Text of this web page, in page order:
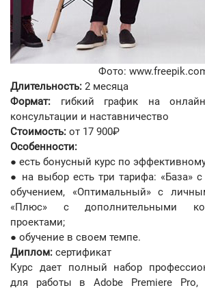
Фото:
Длительность: 2 месяца
Формат: гибкий график на
консультации и наставничество
Стоимость: от 17 900₽
Особенности:
● есть бонусный курс по
● на выбор есть три тарифа: «База»‎
обучением, «Оптимальный»‎ с
«Плюс»‎ с дополнительными
проектами;
● обучение в своем темпе.
Диплом: сертификат
Курс дает полный набор
для работы в Adobe Premiere Pro,